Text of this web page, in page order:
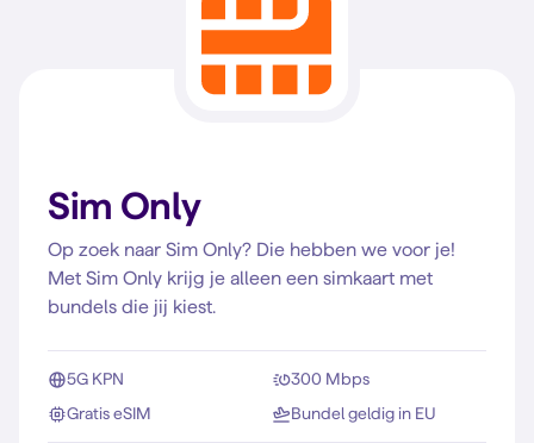
Sim Only
Op zoek naar Sim Only? Die hebben we voor je!
Met Sim Only krijg je alleen een simkaart met
bundels die jij kiest.
5G KPN
300 Mbps
Gratis eSIM
Bundel geldig in EU